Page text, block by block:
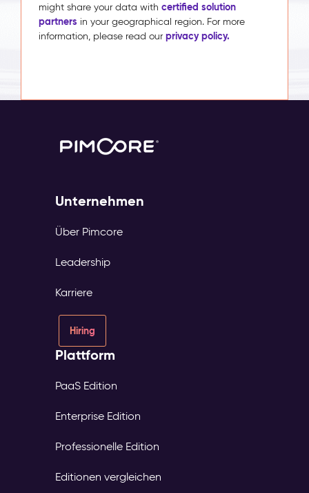
might share your data with certified solution
partners in your geographical region. For more
information, please read our privacy policy.
Unternehmen
Über Pimcore
Leadership
Karriere
Hiring
Plattform
PaaS Edition
Enterprise Edition
Professionelle Edition
Editionen vergleichen